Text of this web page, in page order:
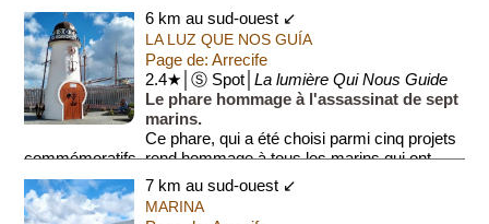
6 km au sud-ouest ↙
LA LUZ QUE NOS GUÍA
Page de: Arrecife
2.4★│Ⓢ Spot│La lumière Qui Nous Guide
Le phare hommage à l'assassinat de sept
marins.
Ce phare, qui a été choisi parmi cinq projets
commémoratifs, rend hommage à tous les marins qui ont
contribué au développement d'Arrecife. Il rend ég...
7 km au sud-ouest ↙
MARINA